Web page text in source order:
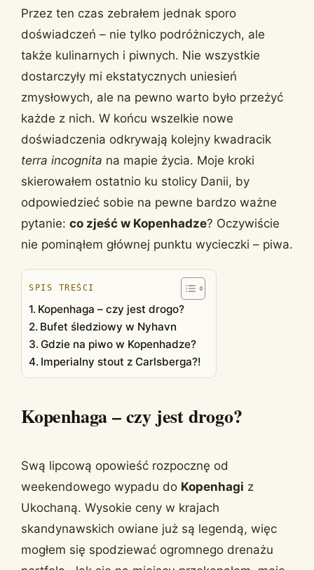
Przez ten czas zebrałem jednak sporo
doświadczeń – nie tylko podróżniczych, ale
także kulinarnych i piwnych. Nie wszystkie
dostarczyły mi ekstatycznych uniesień
zmysłowych, ale na pewno warto było przeżyć
każde z nich. W końcu wszelkie nowe
doświadczenia odkrywają kolejny kwadracik
terra incognita na mapie życia. Moje kroki
skierowałem ostatnio ku stolicy Danii, by
odpowiedzieć sobie na pewne bardzo ważne
pytanie: co zjeść w Kopenhadze? Oczywiście
nie pominąłem głównej punktu wycieczki – piwa.
SPIS TREŚCI
Kopenhaga – czy jest drogo?
Bufet śledziowy w Nyhavn
Gdzie na piwo w Kopenhadze?
Imperialny stout z Carlsberga?!
Kopenhaga – czy jest drogo?
Swą lipcową opowieść rozpocznę od
weekendowego wypadu do Kopenhagi z
Ukochaną. Wysokie ceny w krajach
skandynawskich owiane już są legendą, więc
mogłem się spodziewać ogromnego drenażu